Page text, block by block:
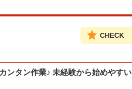
CHECK
ンタン作業♪ 未経験から始めやすい